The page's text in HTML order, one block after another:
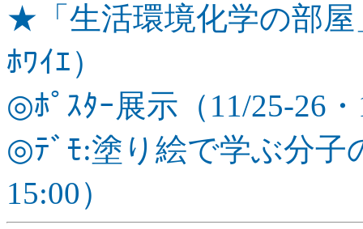
★「生活環境化学の部屋
ﾎﾜｲｴ）
◎ﾎﾟｽﾀｰ展示（11/25-26
◎ﾃﾞﾓ:塗り絵で学ぶ分子
15:00）